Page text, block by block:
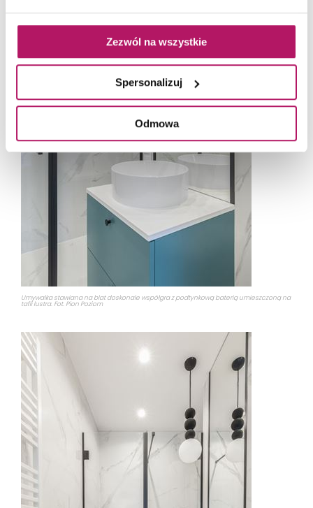
Zezwól na wszystkie
Spersonalizuj
Odmowa
Umywalka stawiana na blat doskonale współgra z podtynkową baterią umieszczoną na
tafli lustra. Fot. Pion Poziom